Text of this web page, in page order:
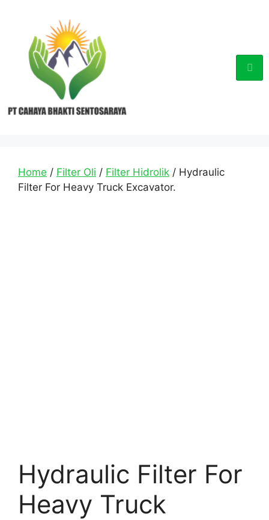
Home / Filter Oli / Filter Hidrolik / Hydraulic
Filter For Heavy Truck Excavator.
Hydraulic Filter For
Heavy Truck